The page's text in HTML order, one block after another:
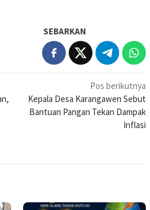
SEBARKAN
Pos berikutnya
Kepala Desa Karangawen Sebut
Bantuan Pangan Tekan Dampak
Inflasi